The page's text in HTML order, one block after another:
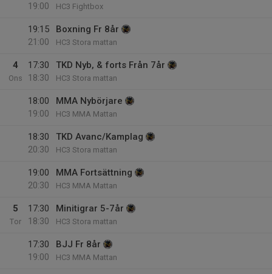
19:00
HC3 Fightbox
19:15
21:00
Boxning Fr 8år
HC3 Stora mattan
4
Ons
17:30
18:30
TKD Nyb, & forts Från 7år
HC3 Stora mattan
18:00
19:00
MMA Nybörjare
HC3 MMA Mattan
18:30
20:30
TKD Avanc/Kamplag
HC3 Stora mattan
19:00
20:30
MMA Fortsättning
HC3 MMA Mattan
5
Tor
17:30
18:30
Minitigrar 5-7år
HC3 Stora mattan
17:30
19:00
BJJ Fr 8år
HC3 MMA Mattan